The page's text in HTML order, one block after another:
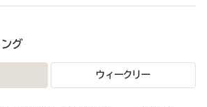
グ
ウィークリー